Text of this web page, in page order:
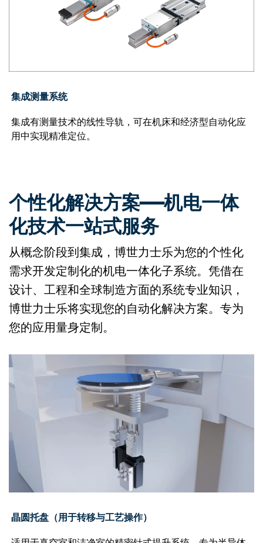
集成测量系统
集成有测量技术的线性导轨，可在机床和经济型自动化应
用中实现精准定位。
个性化解决方案——机电一体
化技术一站式服务
从概念阶段到集成，博世力士乐为您的个性化
需求开发定制化的机电一体化子系统。凭借在
设计、工程和全球制造方面的系统专业知识，
博世力士乐将实现您的自动化解决方案。专为
您的应用量身定制。
晶圆托盘（用于转移与工艺操作）